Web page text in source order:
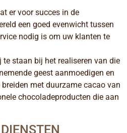
er voor succes in de
een goed evenwicht tussen
nodig is om uw klanten te
staan bij het realiseren van die
geest aanmoedigen en
met duurzame cacao van
chocoladeproducten die aan